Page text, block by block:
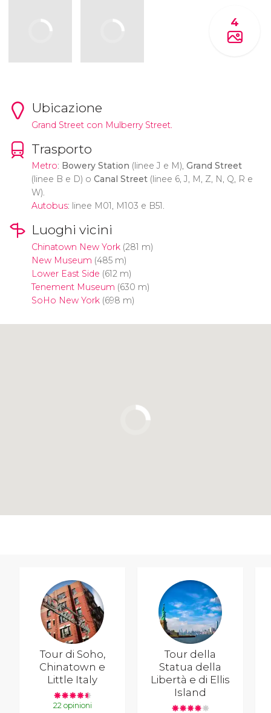
4
Ubicazione
Grand Street con Mulberry Street.
Trasporto
Metro: Bowery Station (linee J e M), Grand Street
(linee B e D) o Canal Street (linee 6, J, M, Z, N, Q, R e
W).
Autobus: linee M01, M103 e B51.
Luoghi vicini
Chinatown New York(281 m)
New Museum (485 m)
Lower East Side (612 m)
Tenement Museum (630 m)
SoHo New York(698 m)
Tour di Soho,
Chinatown e
Little Italy
22 opinioni
Tour della
Statua della
Libertà e di Ellis
Island